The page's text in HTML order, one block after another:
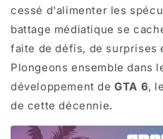
cessé d'alimenter les
battage médiatique se
faite de défis, de surprises
Plongeons ensemble dans
développement deGTA 6,
de cette décennie.